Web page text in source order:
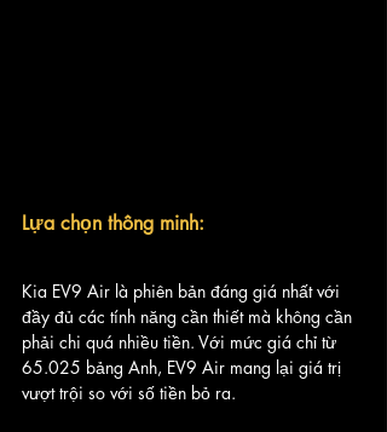
Lựa chọn thông minh:
Kia EV9 Air là phiên bản đáng giá nhất với
đầy đủ các tính năng cần thiết mà không cần
phải chi quá nhiều tiền. Với mức giá chỉ từ
65.025 bảng Anh, EV9 Air mang lại giá trị
vượt trội so với số tiền bỏ ra.